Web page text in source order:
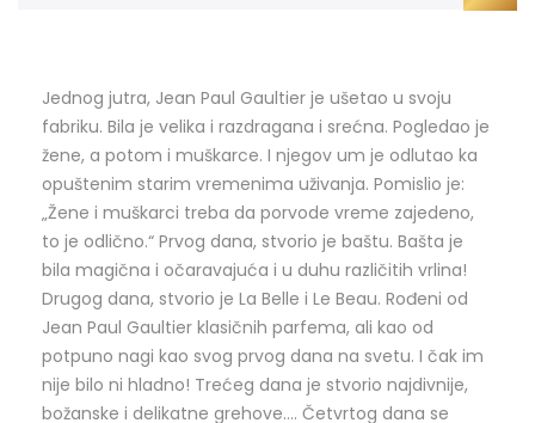
Jednog jutra, Jean Paul Gaultier je ušetao u svoju
fabriku. Bila je velika i razdragana i srećna. Pogledao je
žene, a potom i muškarce. I njegov um je odlutao ka
opuštenim starim vremenima uživanja. Pomislio je:
„Žene i muškarci treba da porvode vreme zajedeno,
to je odlično.“ Prvog dana, stvorio je baštu. Bašta je
bila magična i očaravajuća i u duhu različitih vrlina!
Drugog dana, stvorio je La Belle i Le Beau. Rođeni od
Jean Paul Gaultier klasičnih parfema, ali kao od
potpuno nagi kao svog prvog dana na svetu. I čak im
nije bilo ni hladno! Trećeg dana je stvorio najdivnije,
božanske i delikatne grehove…. Četvrtog dana se